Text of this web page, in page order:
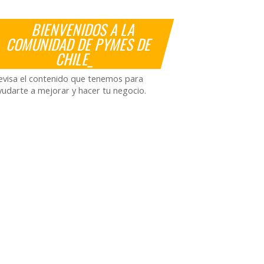
BIENVENIDOS A LA
COMUNIDAD DE PYMES DE
CHILE_
el contenido que tenemos para
a mejorar y hacer tu negocio.